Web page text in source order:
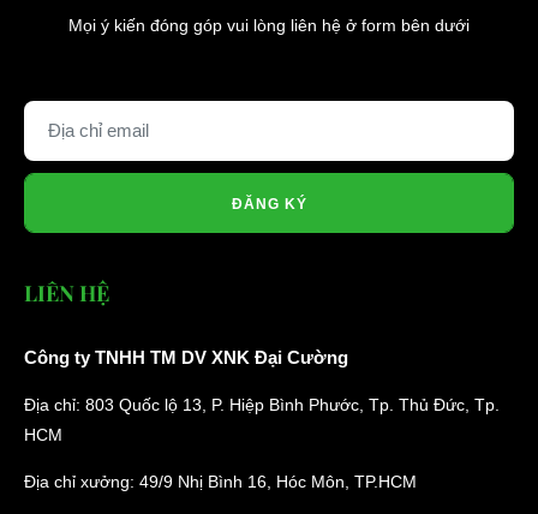
Mọi ý kiến đóng góp vui lòng liên hệ ở form bên dưới
ĐĂNG KÝ
LIÊN HỆ
Công ty TNHH TM DV XNK Đại Cường
Địa chỉ: 803 Quốc lộ 13, P. Hiệp Bình Phước, Tp. Thủ Đức, Tp.
HCM
Địa chỉ xưởng: 49/9 Nhị Bình 16, Hóc Môn, TP.HCM